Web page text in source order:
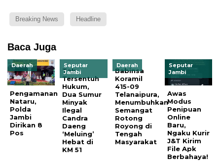
Breaking News Headline
Baca Juga
Daerah
Pengamanan
Nataru,
Polda
Jambi
Dirikan 8
Pos
Seputar
Jambi
Tak
Tersentuh
Hukum,
Dua Sumur
Minyak
Ilegal
Candra
Daeng
‘Meluing’
Hebat di
KM 51
Daerah
Babinsa
Koramil
415-09
Telanaipura,
Menumbuhkan
Semangat
Rotong
Royong di
Tengah
Masyarakat
Seputar
Jambi
Awas
Modus
Penipuan
Online
Baru,
Ngaku Kurir
J&T Kirim
File Apk
Berbahaya!